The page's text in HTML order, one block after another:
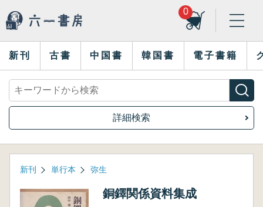
0
新刊 古書 中国書 韓国書 電子書籍
詳細検索
新刊 単行本 弥生
銅鐸関係資料集成